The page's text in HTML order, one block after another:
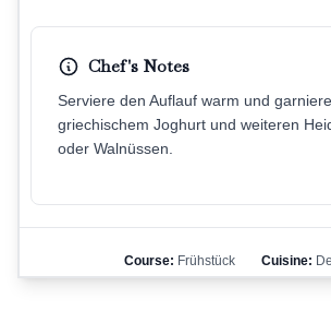
Chef's Notes
Serviere den Auflauf warm und
griechischem Joghurt und weiteren
oder Walnüssen.
Course: Frühstück Cuisine: